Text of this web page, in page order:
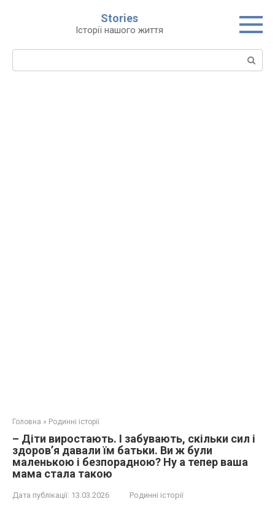
Stories
Історії нашого життя
Пошук:
Головна » Родинні історії
– Діти виростають. І забувають, скільки сил і
здоров’я давали їм батьки. Ви ж були
маленькою і безпорадною? Ну а тепер ваша
мама стала такою
Дата публікації: 13.03.2026 Родинні історії